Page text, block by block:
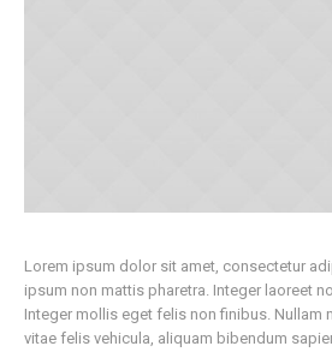
Lorem ipsum dolor sit amet, consectetur
ipsum non mattis pharetra. Integer laoreet
Integer mollis eget felis non finibus. Nullam
vitae felis vehicula, aliquam bibendum